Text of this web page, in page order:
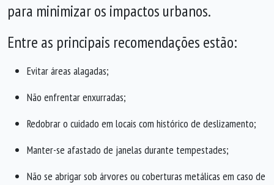
para minimizar os impactos urbanos.
Entre as principais recomendações estão:
Evitar áreas alagadas;
Não enfrentar enxurradas;
Redobrar o cuidado em locais com histórico de deslizamento;
Manter-se afastado de janelas durante tempestades;
Não se abrigar sob árvores ou coberturas metálicas em caso de